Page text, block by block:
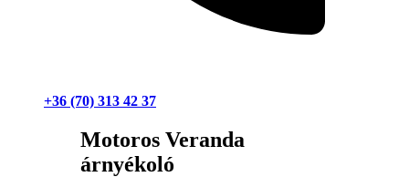
+36 (70) 313 42 37
Motoros Veranda
árnyékoló